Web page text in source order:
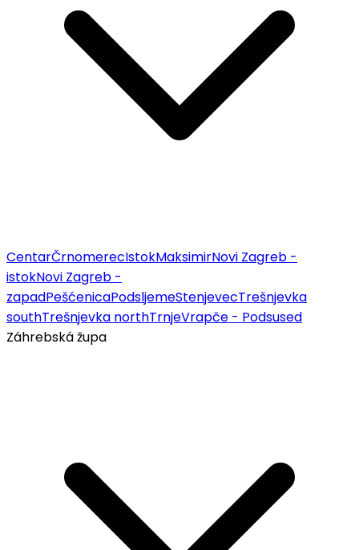
CentarČrnomerecIstokMaksimirNovi Zagreb -
istokNovi Zagreb -
zapadPešćenicaPodsljemeStenjevecTrešnjevka
southTrešnjevka northTrnjeVrapče - Podsused
Záhrebská župa